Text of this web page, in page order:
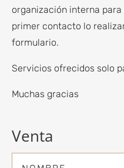
organización interna
primer contacto lo
formulario.
Servicios ofrecidos solo
Muchas gracias
Venta